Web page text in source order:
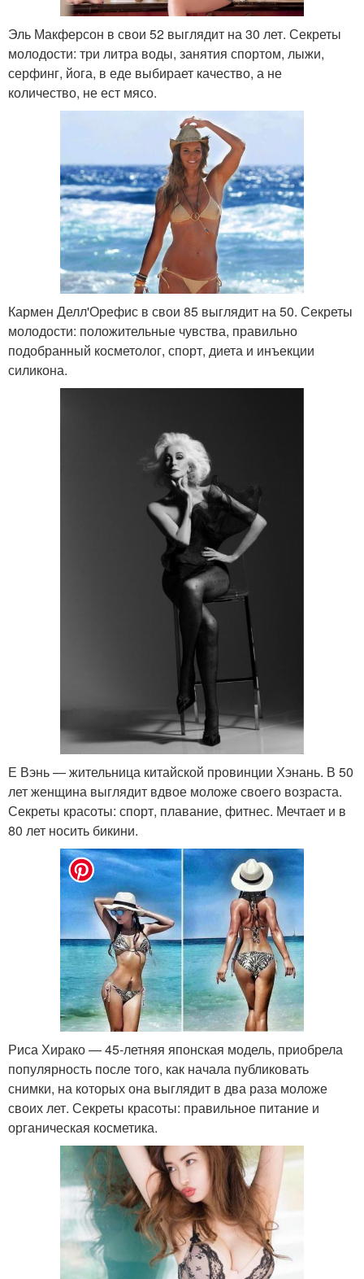
Эль Макферсон в свои 52 выглядит на 30 лет. Секреты
молодости: три литра воды, занятия спортом, лыжи,
серфинг, йога, в еде выбирает качество, а не
количество, не ест мясо.
Кармен Делл'Орефис в свои 85 выглядит на 50. Секреты
молодости: положительные чувства, правильно
подобранный косметолог, спорт, диета и инъекции
силикона.
Е Вэнь — жительница китайской провинции Хэнань. В 50
лет женщина выглядит вдвое моложе своего возраста.
Секреты красоты: спорт, плавание, фитнес. Мечтает и в
80 лет носить бикини.
Риса Хирако — 45-летняя японская модель, приобрела
популярность после того, как начала публиковать
снимки, на которых она выглядит в два раза моложе
своих лет. Секреты красоты: правильное питание и
органическая косметика.